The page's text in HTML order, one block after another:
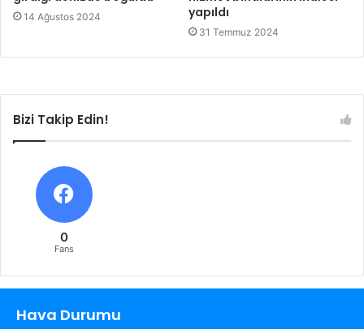
14 Ağustos 2024
yapıldı
31 Temmuz 2024
Bizi Takip Edin!
0
Fans
Hava Durumu